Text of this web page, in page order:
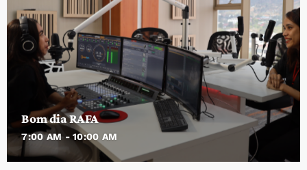
Bom dia RAFA
7:00 AM - 10:00 AM